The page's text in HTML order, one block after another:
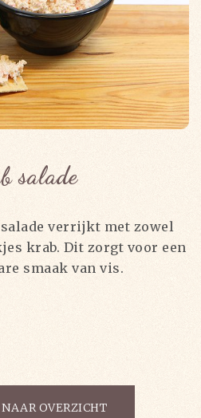
salade
verrijkt met zowel
krab. Dit zorgt voor een
smaak van vis.
OVERZICHT